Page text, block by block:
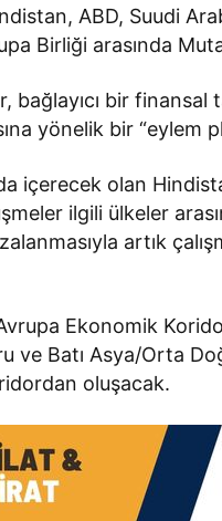
ABD, Suudi
Birliği arasında
bağlayıcı bir
yönelik bir “eylem
da içerecek olan
ilgili ülkeler
artık
Ekonomik
ve Batı Asya/Orta
oluşacak.